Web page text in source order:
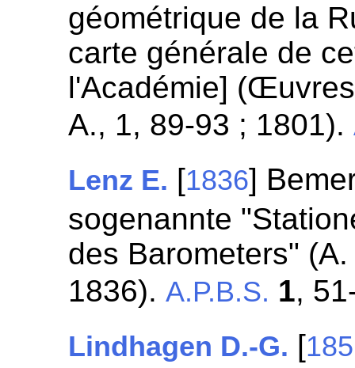
géométrique de la
carte générale de
l'Académie]
A., 1, 89-93 ; 1801).
Lenz E. [1836]
sogenannte
des Barometers"
1836).A.P.B.S. 1,
Lindhagen D.-G. [